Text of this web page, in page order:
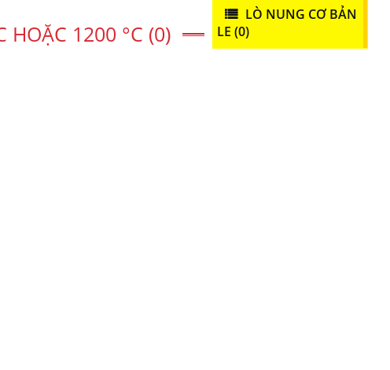
HOẶC 1200 °C (0)
LÒ NUNG CƠ BẢN
LE (0)